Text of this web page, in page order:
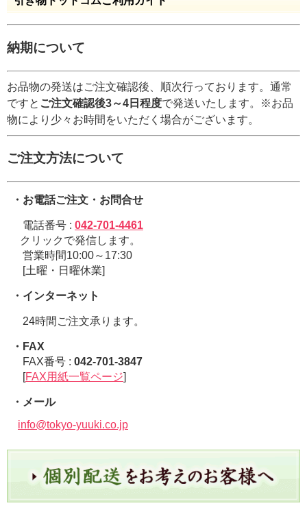
納期について
お品物の発送はご注文確認後、順次行っております。通常
ですと ご注文確認後3～4日程度で発送いたします。※お品
物により少々お時間をいただく場合がございます。
ご注文方法について
・お電話ご注文・お問合せ
電話番号 : 042-701-4461
クリックで発信します。
営業時間10:00～17:30
[土曜・日曜休業]
・インターネット
24時間ご注文承ります。
・FAX
FAX番号 : 042-701-3847
[FAX用紙一覧ページ]
・メール
info@tokyo-yuuki.co.jp